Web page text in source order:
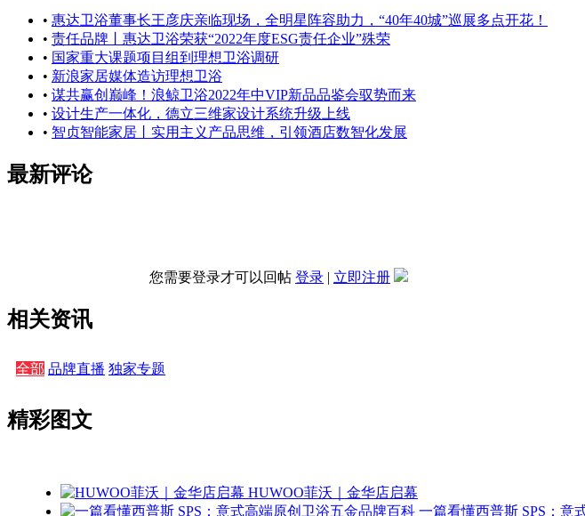
• 惠达卫浴董事长王彦庆亲临现场，全明星阵容助力，“40年40城”巡展多点开花！
• 责任品牌丨惠达卫浴荣获“2022年度ESG责任企业”殊荣
• 国家重大课题项目组到理想卫浴调研
• 新浪家居媒体造访理想卫浴
• 谋共赢创巅峰！浪鲸卫浴2022年中VIP新品品鉴会驭势而来
• 设计生产一体化，德立三维家设计系统升级上线
• 智贞智能家居丨实用主义产品思维，引领酒店数智化发展
最新评论
您需要登录才可以回帖 登录 | 立即注册
相关资讯
全部 品牌直播 独家专题
精彩图文
HUWOO菲沃｜金华店启幕
一篇看懂西普斯 SPS：意